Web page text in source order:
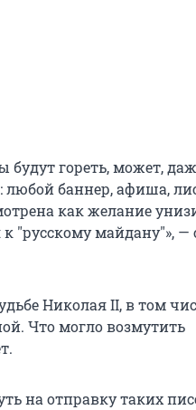
гореть, может,
баннер, афиша,
как желание
"русскому майдану"», —
Николая II, в том
Что могло возмутить
на отправку таких